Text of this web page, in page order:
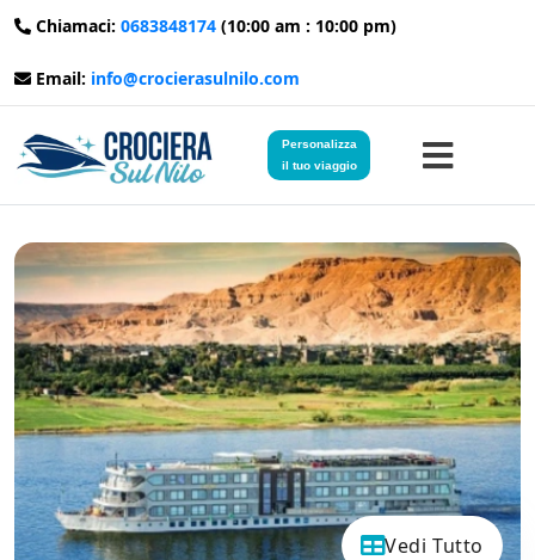
Chiamaci: 0683848174 (10:00 am : 10:00 pm)
Email: info@crocierasulnilo.com
Personalizza
il tuo viaggio
Home
Viaggi in Egitto
Crociere sul Nilo
Viaggi in Giordania
Blog
Vedi Tutto